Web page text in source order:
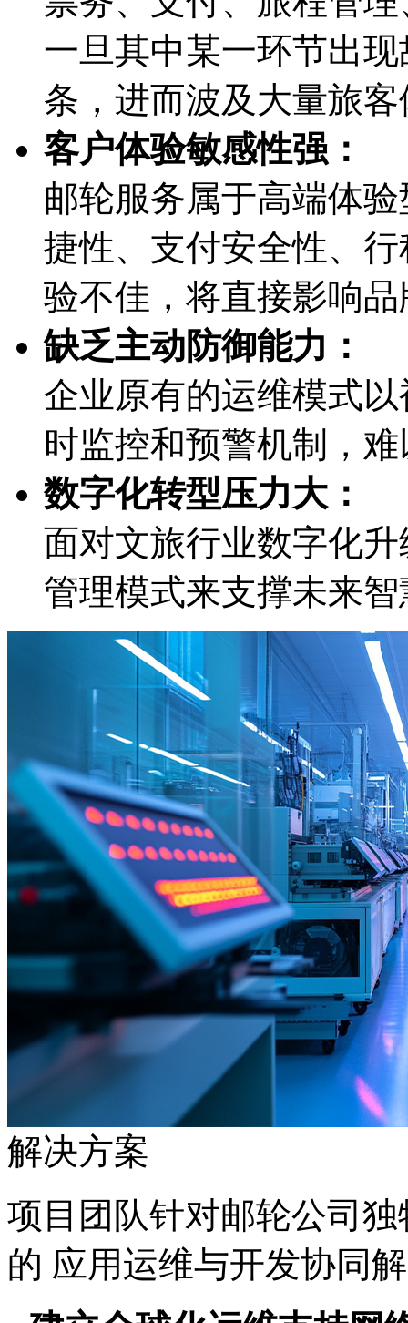
一旦其中某一环节出现
条，进而波及大量旅
客户体验敏感性强：
邮轮服务属于高端体验
捷性、支付安全性
验不佳，将直接影
缺乏主动防御能力：
企业原有的运维模式以
时监控和预警机制，
数字化转型压力大：
面对文旅行业数字化升
管理模式来支撑未来
解决方案
项目团队针对邮轮公司独
的 应用运维与开发协同解